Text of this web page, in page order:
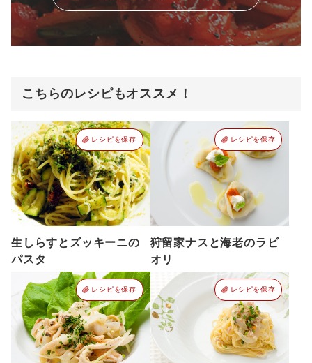
こちらのレシピもオススメ！
レシピを保存
生しらすとズッキーニの
パスタ
レシピを保存
狩留家ナスと海老のラビ
オリ
レシピを保存 レシピを保存